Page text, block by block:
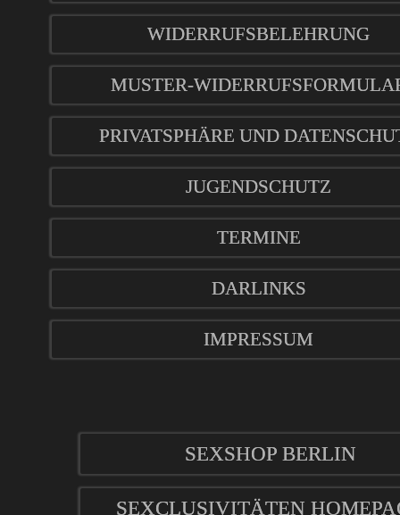
WIDERRUFSBELEHRUNG
MUSTER-
PRIVATSPHÄRE UND
JUGENDSCHUTZ
TERMINE
DARLINKS
IMPRESSUM
SEXSHOP BERLIN
SEXCLUSIVITÄTEN